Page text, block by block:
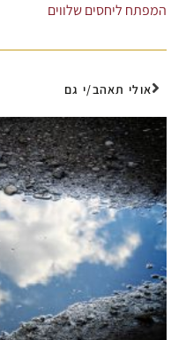
המפתח ליחסים שלווים
אולי תאהב/י גם